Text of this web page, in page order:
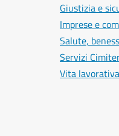
Giustizia e
Imprese e
Salute,
Servizi
Vita lavorativa